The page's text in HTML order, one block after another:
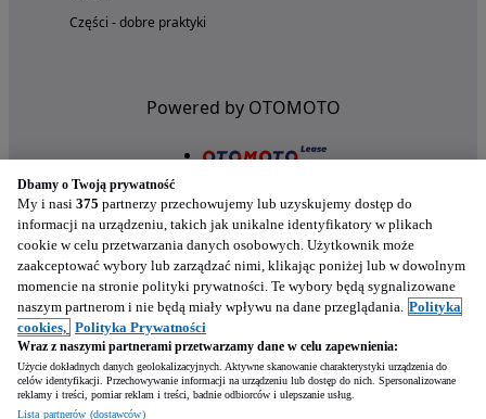
Części - dobre praktyki
Powered by OTOMOTO
Nasze aplikacje w twoim telefonie
Dbamy o Twoją prywatność
My i nasi 375 partnerzy przechowujemy lub uzyskujemy dostęp do
informacji na urządzeniu, takich jak unikalne identyfikatory w plikach
cookie w celu przetwarzania danych osobowych. Użytkownik może
zaakceptować wybory lub zarządzać nimi, klikając poniżej lub w dowolnym
momencie na stronie polityki prywatności. Te wybory będą sygnalizowane
naszym partnerom i nie będą miały wpływu na dane przeglądania. Polityka
cookies, Polityka Prywatności
Wraz z naszymi partnerami przetwarzamy dane w celu zapewnienia:
Użycie dokładnych danych geolokalizacyjnych. Aktywne skanowanie charakterystyki urządzenia do
celów identyfikacji. Przechowywanie informacji na urządzeniu lub dostęp do nich. Spersonalizowane
reklamy i treści, pomiar reklam i treści, badnie odbiorców i ulepszanie usług.
Lista partnerów (dostawców)